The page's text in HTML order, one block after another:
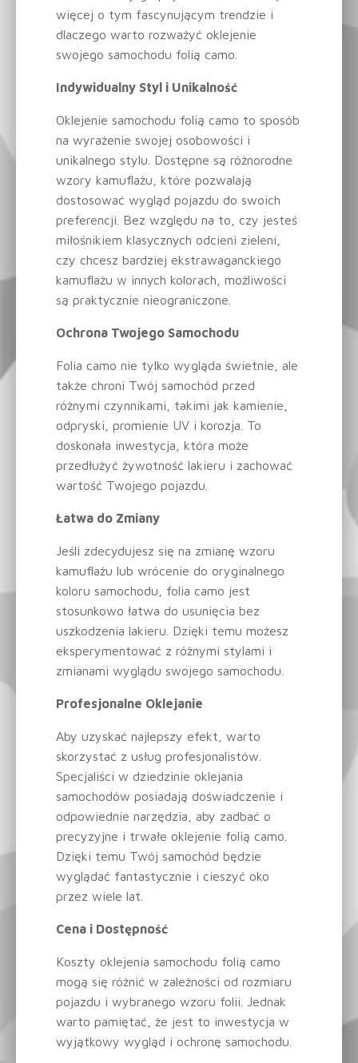
więcej o tym fascynującym trendzie i
dlaczego warto rozważyć oklejenie
swojego samochodu folią camo.
Indywidualny Styl i Unikalność
Oklejenie samochodu folią camo to sposób
na wyrażenie swojej osobowości i
unikalnego stylu. Dostępne są różnorodne
wzory kamuflażu, które pozwalają
dostosować wygląd pojazdu do swoich
preferencji. Bez względu na to, czy jesteś
miłośnikiem klasycznych odcieni zieleni,
czy chcesz bardziej ekstrawaganckiego
kamuflażu w innych kolorach, możliwości
są praktycznie nieograniczone.
Ochrona Twojego Samochodu
Folia camo nie tylko wygląda świetnie, ale
także chroni Twój samochód przed
różnymi czynnikami, takimi jak kamienie,
odpryski, promienie UV i korozja. To
doskonała inwestycja, która może
przedłużyć żywotność lakieru i zachować
wartość Twojego pojazdu.
Łatwa do Zmiany
Jeśli zdecydujesz się na zmianę wzoru
kamuflażu lub wrócenie do oryginalnego
koloru samochodu, folia camo jest
stosunkowo łatwa do usunięcia bez
uszkodzenia lakieru. Dzięki temu możesz
eksperymentować z różnymi stylami i
zmianami wyglądu swojego samochodu.
Profesjonalne Oklejanie
Aby uzyskać najlepszy efekt, warto
skorzystać z usług profesjonalistów.
Specjaliści w dziedzinie oklejania
samochodów posiadają doświadczenie i
odpowiednie narzędzia, aby zadbać o
precyzyjne i trwałe oklejenie folią camo.
Dzięki temu Twój samochód będzie
wyglądać fantastycznie i cieszyć oko
przez wiele lat.
Cena i Dostępność
Koszty oklejenia samochodu folią camo
mogą się różnić w zależności od rozmiaru
pojazdu i wybranego wzoru folii. Jednak
warto pamiętać, że jest to inwestycja w
wyjątkowy wygląd i ochronę samochodu.